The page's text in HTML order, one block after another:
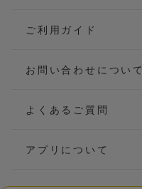
ご利用ガイド
お問い合わせについて
よくあるご質問
アプリについて